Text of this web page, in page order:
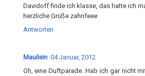
Davidoff finde ich klasse, das hatte ich
herzliche Grüße zahnfeee
Antworten
Mauilein 04 Januar, 2012
Oh, eine Duftparade. Hab ich gar nicht